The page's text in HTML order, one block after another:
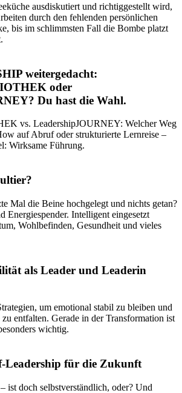
ausdiskutiert und richtiggestellt wird,
durch den fehlenden persönlichen
bis im schlimmsten Fall die Bombe platzt
weitergedacht:
oder
Du hast die Wahl.
vs. LeadershipJOURNEY: Welcher Weg
auf Abruf oder strukturierte Lernreise –
Wirksame Führung.
Mal die Beine hochgelegt und nichts getan?
Energiespender. Intelligent eingesetzt
Wohlbefinden, Gesundheit und vieles
als Leader und Leaderin
um emotional stabil zu bleiben und
entfalten. Gerade in der Transformation ist
wichtig.
Leadership für die Zukunft
ist doch selbstverständlich, oder? Und